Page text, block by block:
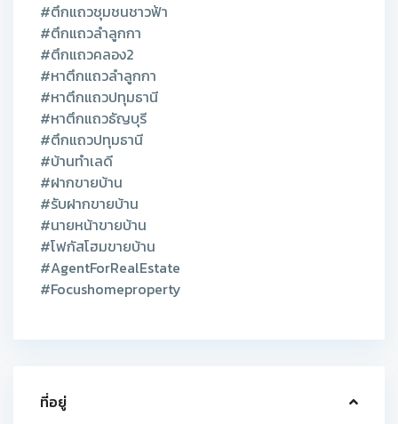
#ตึกแถวชุมชนชาวฟ้า
#ตึกแถวลำลูกกา
#ตึกแถวคลอง2
#หาตึกแถวลำลูกกา
#หาตึกแถวปทุมธานี
#หาตึกแถวธัญบุรี
#ตึกแถวปทุมธานี
#บ้านทำเลดี
#ฝากขายบ้าน
#รับฝากขายบ้าน
#นายหน้าขายบ้าน
#โฟกัสโฮมขายบ้าน
#AgentForRealEstate
#Focushomeproperty
ที่อยู่